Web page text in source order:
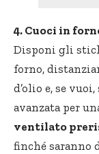
4. Cuoci in
Disponi gli
forno,
d’olio e, se
avanzata per
ventilato
finché saranno